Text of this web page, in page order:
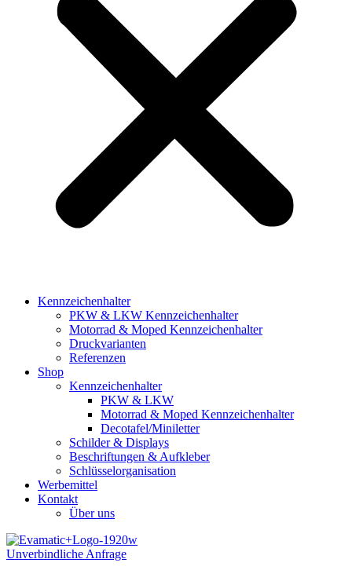
Kennzeichenhalter
PKW & LKW Kennzeichenhalter
Motorrad & Moped Kennzeichenhalter
Druckvarianten
Referenzen
Shop
Kennzeichenhalter
PKW & LKW
Motorrad & Moped Kennzeichenhalter
Decotafel/Miniletter
Schilder & Displays
Beschriftungen & Aufkleber
Schlüsselorganisation
Werbemittel
Kontakt
Über uns
Unverbindliche Anfrage